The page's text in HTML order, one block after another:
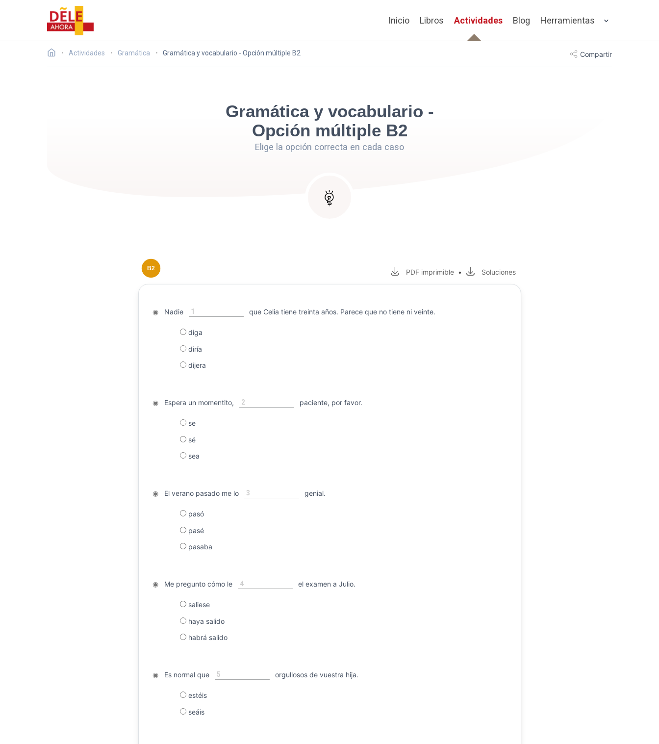
Inicio Libros Actividades Blog Herramientas
Actividades Gramática Gramática y vocabulario - Opción múltiple B2 Compartir
Gramática y vocabulario -
Opción múltiple B2
Elige la opción correcta en cada caso
B2 PDF imprimible • Soluciones
◉Nadie 1 que Celia tiene treinta años. Parece que no tiene ni veinte.
diga
diría
dijera
◉Espera un momentito, 2 paciente, por favor.
se
sé
sea
◉El verano pasado me lo 3 genial.
pasó
pasé
pasaba
◉Me pregunto cómo le 4 el examen a Julio.
saliese
haya salido
habrá salido
◉Es normal que 5 orgullosos de vuestra hija.
estéis
seáis